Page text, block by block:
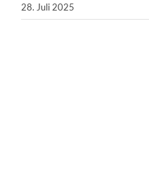
28. Juli 2025